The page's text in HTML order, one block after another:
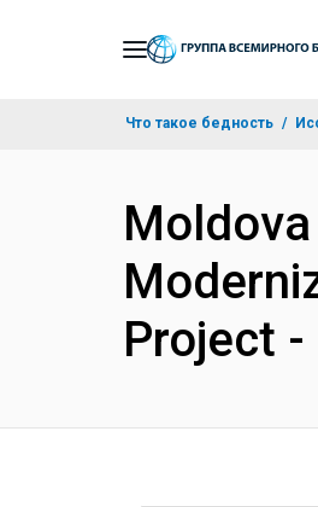
Что такое бедность
Moldova
Project